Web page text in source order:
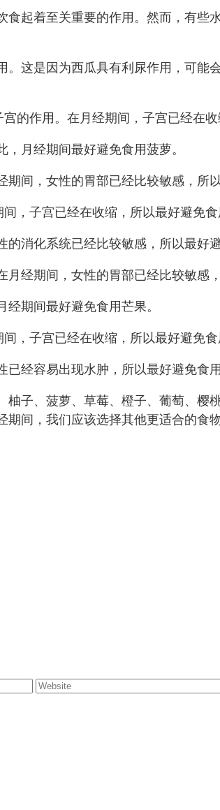
起着至关重要的作用。然而，有些
这是因为西瓜具有利尿作用，可能
的作用。在月经期间，子宫已经在收
月经期间最好避免食用菠萝。
间，女性的胃部已经比较敏感，所
，子宫已经在收缩，所以最好避免食
消化系统已经比较敏感，所以最好避
经期间，女性的胃部已经比较敏感
期间最好避免食用芒果。
，子宫已经在收缩，所以最好避免食
经容易出现水肿，所以最好避免食用
子、菠萝、草莓、橙子、葡萄、樱
间，我们应该选择其他更适合的食